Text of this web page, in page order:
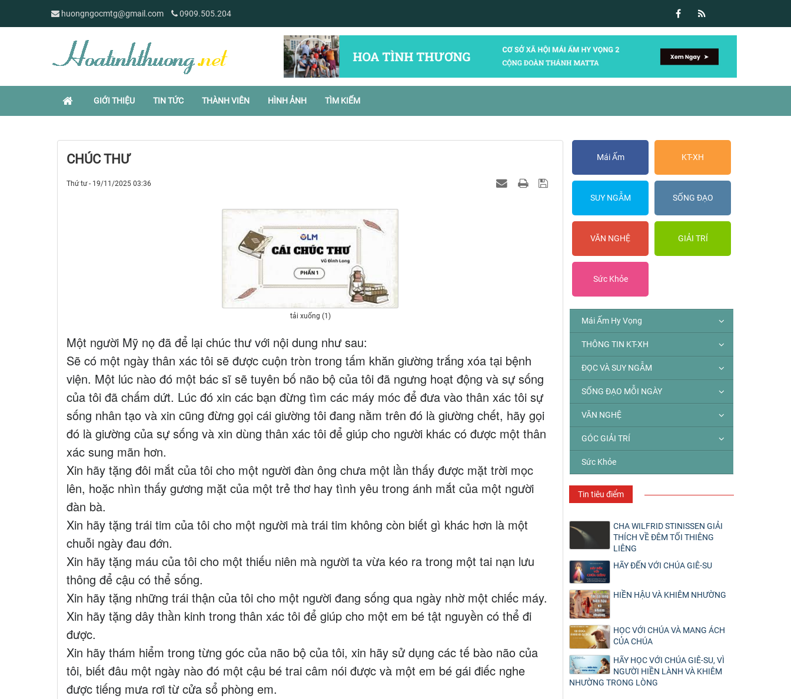
huongngocmtg@gmail.com 0909.505.204
GIỚI THIỆU TIN TỨC THÀNH VIÊN HÌNH ẢNH TÌM KIẾM
CHÚC THƯ
Thứ tư - 19/11/2025 03:36
tải xuống (1)
Một người Mỹ nọ đã để lại chúc thư với nội dung như sau:
Sẽ có một ngày thân xác tôi sẽ được cuộn tròn trong tấm khăn giường trắng xóa tại bệnh
viện. Một lúc nào đó một bác sĩ sẽ tuyên bố não bộ của tôi đã ngưng hoạt động và sự sống
của tôi đã chấm dứt. Lúc đó xin các bạn đừng tìm các máy móc để đưa vào thân xác tôi sự
sống nhân tạo và xin cũng đừng gọi cái giường tôi đang nằm trên đó là giường chết, hãy gọi
đó là giường của sự sống và xin dùng thân xác tôi để giúp cho người khác có được một thân
xác sung mãn hơn.
Xin hãy tặng đôi mắt của tôi cho một người đàn ông chưa một lần thấy được mặt trời mọc
lên, hoặc nhìn thấy gương mặt của một trẻ thơ hay tình yêu trong ánh mắt của một người
đàn bà.
Xin hãy tặng trái tim của tôi cho một người mà trái tim không còn biết gì khác hơn là một
chuỗi ngày đau đớn.
Xin hãy tặng máu của tôi cho một thiếu niên mà người ta vừa kéo ra trong một tai nạn lưu
thông để cậu có thể sống.
Xin hãy tặng những trái thận của tôi cho một người đang sống qua ngày nhờ một chiếc máy.
Xin hãy tặng dây thần kinh trong thân xác tôi để giúp cho một em bé tật nguyền có thể đi
được.
Xin hãy thám hiểm trong từng góc của não bộ của tôi, xin hãy sử dụng các tế bào não của
tôi, biết đâu một ngày nào đó một cậu bé trai câm nói được và một em bé gái điếc nghe
được tiếng mưa rơi từ cửa sổ phòng em.
Mái Ấm KT-XH
SUY NGẪM SỐNG ĐẠO
VĂN NGHỆ GIẢI TRÍ
Sức Khỏe
Mái Ấm Hy Vọng
THÔNG TIN KT-XH
ĐỌC VÀ SUY NGẪM
SỐNG ĐẠO MỖI NGÀY
VĂN NGHỆ
GÓC GIẢI TRÍ
Sức Khỏe
Tin tiêu điểm
CHA WILFRID STINISSEN GIẢI
THÍCH VỀ ĐÊM TỐI THIÊNG
LIÊNG
HÃY ĐẾN VỚI CHÚA GIÊ-SU
HIỀN HẬU VÀ KHIÊM NHƯỜNG
HỌC VỚI CHÚA VÀ MANG ÁCH
CỦA CHÚA
HÃY HỌC VỚI CHÚA GIÊ-SU, VÌ
NGƯỜI HIỀN LÀNH VÀ KHIÊM
NHƯỜNG TRONG LÒNG